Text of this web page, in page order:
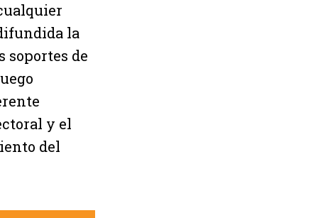
la
soportes de
y el
del